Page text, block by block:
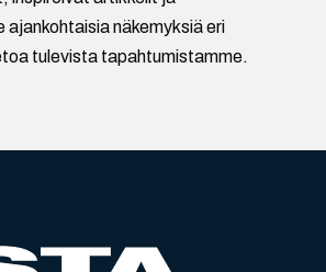
ajankohtaisia näkemyksiä eri
tulevista tapahtumistamme.